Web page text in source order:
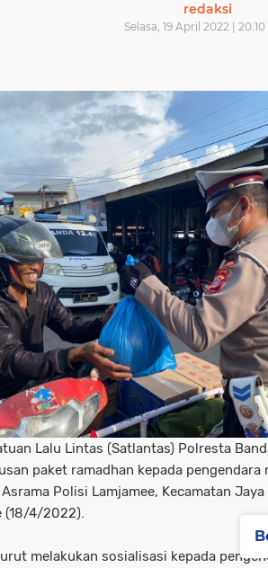
redaksi
Selasa, 19 April 2022 |
Lalu Lintas (Satlantas) Polresta
paket ramadhan kepada pengendara
Polisi Lamjamee, Kecamatan Jaya
(18/4/2022).
melakukan sosialisasi kepada